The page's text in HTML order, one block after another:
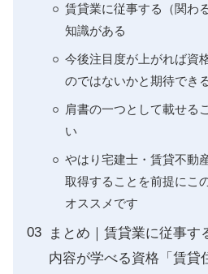
賃貸業に従事する（関わ
知識がある
今後注目度が上がれば資
のではないかと期待でき
肩書の一つとして載せる
い
やはり宅建士・賃貸不動
取得することを前提にこ
オススメです
まとめ｜賃貸業に従事す
内容が学べる資格「賃貸